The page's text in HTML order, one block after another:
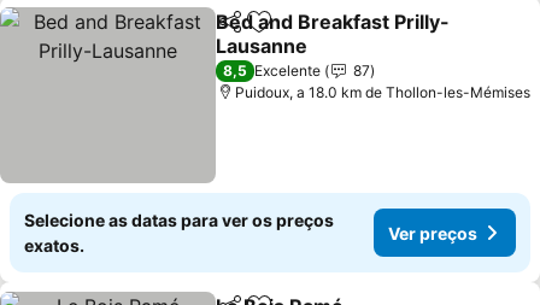
PartilharAdicionar aos favoritos
Bed and Breakfast Prilly-
Lausanne
8,5 Excelente
87
Puidoux, a 18.0 km de Thollon-les-Mémises
Selecione as datas para ver os preços
exatos.
Ver preços